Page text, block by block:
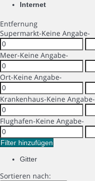
Internet
Entfernung
Supermarkt-Keine Angabe-
Meer-Keine Angabe-
Ort-Keine Angabe-
Krankenhaus-Keine Angabe-
Flughafen-Keine Angabe-
Filter hinzufügen
Gitter
Sortieren nach: